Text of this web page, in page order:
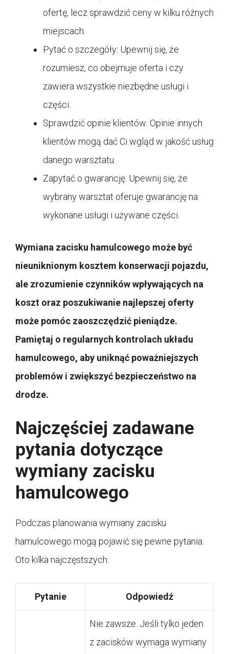
ofertę, lecz sprawdzić ceny w kilku różnych
miejscach.
Pytać o szczegóły: Upewnij się, że
rozumiesz, co obejmuje oferta i czy
zawiera wszystkie niezbędne usługi i
części.
Sprawdzić opinie klientów: Opinie innych
klientów mogą dać Ci wgląd w jakość usług
danego warsztatu.
Zapytać o gwarancję: Upewnij się, że
wybrany warsztat oferuje gwarancję na
wykonane usługi i używane części.
Wymiana zacisku hamulcowego może być
nieuniknionym kosztem konserwacji pojazdu,
ale zrozumienie czynników wpływających na
koszt oraz poszukiwanie najlepszej oferty
może pomóc zaoszczędzić pieniądze.
Pamiętaj o regularnych kontrolach układu
hamulcowego, aby uniknąć poważniejszych
problemów i zwiększyć bezpieczeństwo na
drodze.
Najczęściej zadawane
pytania dotyczące
wymiany zacisku
hamulcowego
Podczas planowania wymiany zacisku
hamulcowego mogą pojawić się pewne pytania.
Oto kilka najczęstszych:
Pytanie Odpowiedź
Nie zawsze. Jeśli tylko jeden
z zacisków wymaga wymiany